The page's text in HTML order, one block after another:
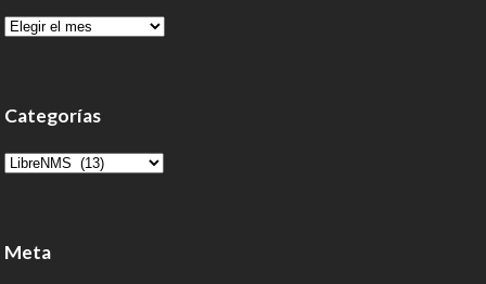
Archivo
Categorías
Categorías
Meta